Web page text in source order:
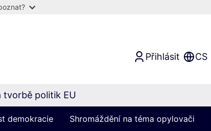
Přihlásit CS
tvorbě politik EU
demokracie Shromáždění na téma opylovači